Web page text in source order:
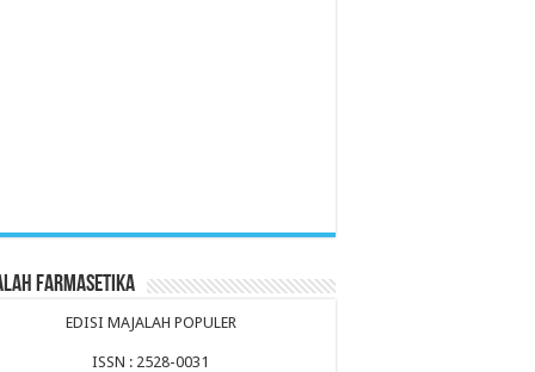
Farmasetika
EDISI MAJALAH POPULER
ISSN : 2528-0031